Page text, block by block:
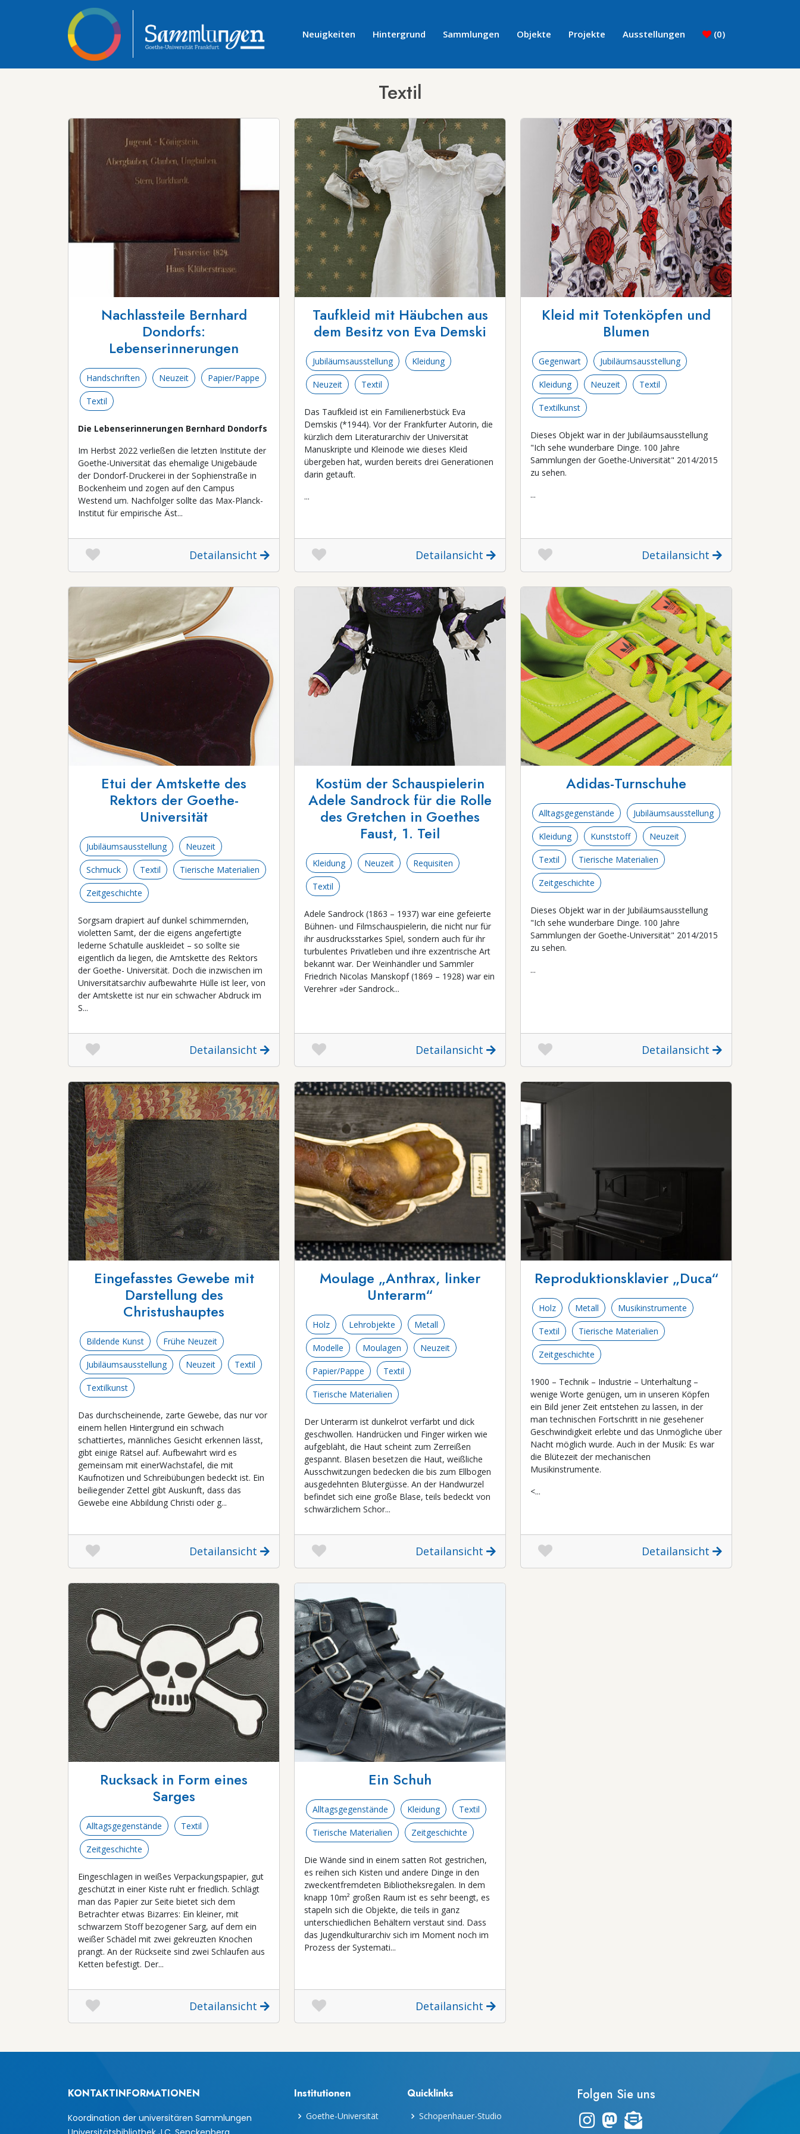
Neuigkeiten Hintergrund Sammlungen Objekte Projekte Ausstellungen (0)
Textil
Nachlassteile Bernhard
Dondorfs:
Lebenserinnerungen
Handschriften Neuzeit Papier/Pappe
Textil
Die Lebenserinnerungen Bernhard Dondorfs
Im Herbst 2022 verließen die letzten Institute der
Goethe-Universität das ehemalige Unigebäude
der Dondorf-Druckerei in der Sophienstraße in
Bockenheim und zogen auf den Campus
Westend um. Nachfolger sollte das Max-Planck-
Institut für empirische Äst...
Detailansicht
Taufkleid mit Häubchen aus
dem Besitz von Eva Demski
Jubiläumsausstellung Kleidung
Neuzeit Textil
Das Taufkleid ist ein Familienerbstück Eva
Demskis (*1944). Vor der Frankfurter Autorin, die
kürzlich dem Literaturarchiv der Universität
Manuskripte und Kleinode wie dieses Kleid
übergeben hat, wurden bereits drei Generationen
darin getauft.
...
Detailansicht
Kleid mit Totenköpfen und
Blumen
Gegenwart Jubiläumsausstellung
Kleidung Neuzeit Textil
Textilkunst
Dieses Objekt war in der Jubiläumsausstellung
"Ich sehe wunderbare Dinge. 100 Jahre
Sammlungen der Goethe-Universität" 2014/2015
zu sehen.
...
Detailansicht
Etui der Amtskette des
Rektors der Goethe-
Universität
Jubiläumsausstellung Neuzeit
Schmuck Textil Tierische Materialien
Zeitgeschichte
Sorgsam drapiert auf dunkel schimmernden,
violetten Samt, der die eigens angefertigte
lederne Schatulle auskleidet – so sollte sie
eigentlich da liegen, die Amtskette des Rektors
der Goethe- Universität. Doch die inzwischen im
Universitätsarchiv aufbewahrte Hülle ist leer, von
der Amtskette ist nur ein schwacher Abdruck im
S...
Detailansicht
Kostüm der Schauspielerin
Adele Sandrock für die Rolle
des Gretchen in Goethes
Faust, 1. Teil
Kleidung Neuzeit Requisiten
Textil
Adele Sandrock (1863 – 1937) war eine gefeierte
Bühnen- und Filmschauspielerin, die nicht nur für
ihr ausdrucksstarkes Spiel, sondern auch für ihr
turbulentes Privatleben und ihre exzentrische Art
bekannt war. Der Weinhändler und Sammler
Friedrich Nicolas Manskopf (1869 – 1928) war ein
Verehrer »der Sandrock...
Detailansicht
Adidas-Turnschuhe
Alltagsgegenstände Jubiläumsausstellung
Kleidung Kunststoff Neuzeit
Textil Tierische Materialien
Zeitgeschichte
Dieses Objekt war in der Jubiläumsausstellung
"Ich sehe wunderbare Dinge. 100 Jahre
Sammlungen der Goethe-Universität" 2014/2015
zu sehen.
...
Detailansicht
Eingefasstes Gewebe mit
Darstellung des
Christushauptes
Bildende Kunst Frühe Neuzeit
Jubiläumsausstellung Neuzeit Textil
Textilkunst
Das durchscheinende, zarte Gewebe, das nur vor
einem hellen Hintergrund ein schwach
schattiertes, männliches Gesicht erkennen lässt,
gibt einige Rätsel auf. Aufbewahrt wird es
gemeinsam mit einerWachstafel, die mit
Kaufnotizen und Schreibübungen bedeckt ist. Ein
beiliegender Zettel gibt Auskunft, dass das
Gewebe eine Abbildung Christi oder g...
Detailansicht
Moulage „Anthrax, linker
Unterarm“
Holz Lehrobjekte Metall
Modelle Moulagen Neuzeit
Papier/Pappe Textil
Tierische Materialien
Der Unterarm ist dunkelrot verfärbt und dick
geschwollen. Handrücken und Finger wirken wie
aufgebläht, die Haut scheint zum Zerreißen
gespannt. Blasen besetzen die Haut, weißliche
Ausschwitzungen bedecken die bis zum Ellbogen
ausgedehnten Blutergüsse. An der Handwurzel
befindet sich eine große Blase, teils bedeckt von
schwärzlichem Schor...
Detailansicht
Reproduktionsklavier „Duca“
Holz Metall Musikinstrumente
Textil Tierische Materialien
Zeitgeschichte
1900 – Technik – Industrie – Unterhaltung –
wenige Worte genügen, um in unseren Köpfen
ein Bild jener Zeit entstehen zu lassen, in der
man technischen Fortschritt in nie gesehener
Geschwindigkeit erlebte und das Unmögliche über
Nacht möglich wurde. Auch in der Musik: Es war
die Blütezeit der mechanischen
Musikinstrumente.
<...
Detailansicht
Rucksack in Form eines
Sarges
Alltagsgegenstände Textil
Zeitgeschichte
Eingeschlagen in weißes Verpackungspapier, gut
geschützt in einer Kiste ruht er friedlich. Schlägt
man das Papier zur Seite bietet sich dem
Betrachter etwas Bizarres: Ein kleiner, mit
schwarzem Stoff bezogener Sarg, auf dem ein
weißer Schädel mit zwei gekreuzten Knochen
prangt. An der Rückseite sind zwei Schlaufen aus
Ketten befestigt. Der...
Detailansicht
Ein Schuh
Alltagsgegenstände Kleidung Textil
Tierische Materialien Zeitgeschichte
Die Wände sind in einem satten Rot gestrichen,
es reihen sich Kisten und andere Dinge in den
zweckentfremdeten Bibliotheksregalen. In dem
knapp 10m² großen Raum ist es sehr beengt, es
stapeln sich die Objekte, die teils in ganz
unterschiedlichen Behältern verstaut sind. Dass
das Jugendkulturarchiv sich im Moment noch im
Prozess der Systemati...
Detailansicht
KONTAKTINFORMATIONEN
Koordination der universitären Sammlungen
Institutionen
Goethe-Universität
Quicklinks
Schopenhauer-Studio
Folgen Sie uns
Link zum Instagram-Kanal "frankfurter_dinge"
Zum Mastodon-Account der UB Frankfurt
Zur Übersicht des Newsletters "leporello"